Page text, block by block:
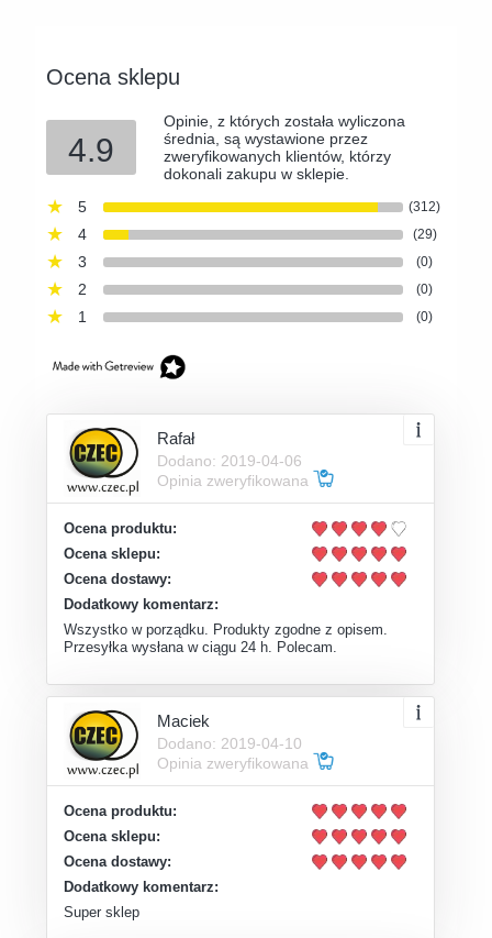
Ocena sklepu
4.9
Opinie, z których została wyliczona
średnia, są wystawione przez
zweryfikowanych klientów, którzy
dokonali zakupu w sklepie.
5
(312)
4 (29)
3 (0)
2 (0)
1 (0)
Rafał
Dodano: 2019-04-06
Opinia zweryfikowana
Ocena produktu:
Ocena sklepu:
Ocena dostawy:
Dodatkowy komentarz:
Wszystko w porządku. Produkty zgodne z opisem.
Przesyłka wysłana w ciągu 24 h. Polecam.
Maciek
Dodano: 2019-04-10
Opinia zweryfikowana
Ocena produktu:
Ocena sklepu:
Ocena dostawy:
Dodatkowy komentarz:
Super sklep